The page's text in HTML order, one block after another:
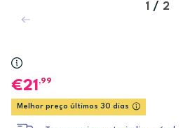
1 / 2
21 ,99
Melhor preço últimos 30 dias